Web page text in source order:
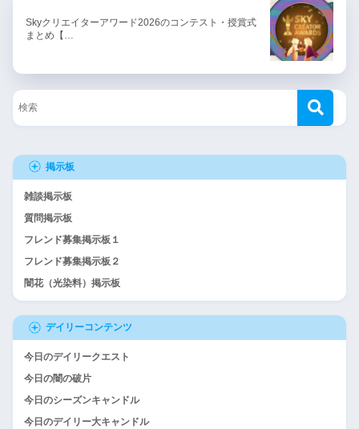
Skyクリエイターアワード2026のコンテスト・授賞式
まとめ【…
掲示板
雑談掲示板
質問掲示板
フレンド募集掲示板１
フレンド募集掲示板２
闇花（光染料）掲示板
デイリーコンテンツ
今日のデイリークエスト
今日の闇の破片
今日のシーズンキャンドル
今日のデイリー大キャンドル